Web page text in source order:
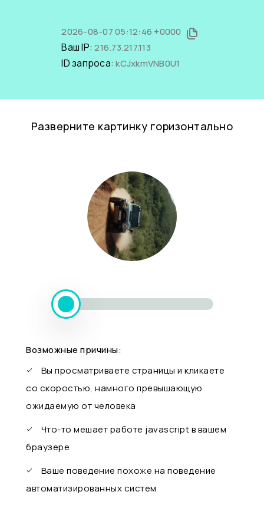
2026-08-07 05:12:46 +0000
Ваш IP:216.73.217.113
ID запроса:kCJxkmVNB0U1
Разверните картинку горизонтально
Возможные причины:
Вы просматриваете страницы и кликаете
со скоростью, намного превышающую
ожидаемую от человека
Что-то мешает работе javascript в вашем
браузере
Ваше поведение похоже на поведение
автоматизированных систем